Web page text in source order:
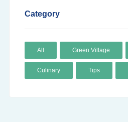
Category
All Green Village
Culinary Tips